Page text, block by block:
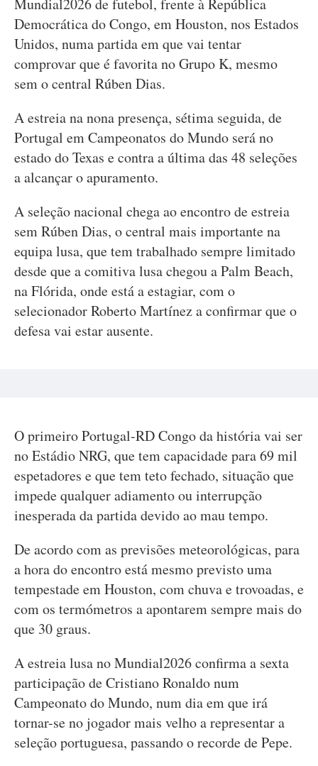
Mundial2026 de futebol, frente à República
Democrática do Congo, em Houston, nos Estados
Unidos, numa partida em que vai tentar
comprovar que é favorita no Grupo K, mesmo
sem o central Rúben Dias.
A estreia na nona presença, sétima seguida, de
Portugal em Campeonatos do Mundo será no
estado do Texas e contra a última das 48 seleções
a alcançar o apuramento.
A seleção nacional chega ao encontro de estreia
sem Rúben Dias, o central mais importante na
equipa lusa, que tem trabalhado sempre limitado
desde que a comitiva lusa chegou a Palm Beach,
na Flórida, onde está a estagiar, com o
selecionador Roberto Martínez a confirmar que o
defesa vai estar ausente.
O primeiro Portugal-RD Congo da história vai ser
no Estádio NRG, que tem capacidade para 69 mil
espetadores e que tem teto fechado, situação que
impede qualquer adiamento ou interrupção
inesperada da partida devido ao mau tempo.
De acordo com as previsões meteorológicas, para
a hora do encontro está mesmo previsto uma
tempestade em Houston, com chuva e trovoadas, e
com os termómetros a apontarem sempre mais do
que 30 graus.
A estreia lusa no Mundial2026 confirma a sexta
participação de Cristiano Ronaldo num
Campeonato do Mundo, num dia em que irá
tornar-se no jogador mais velho a representar a
seleção portuguesa, passando o recorde de Pepe.